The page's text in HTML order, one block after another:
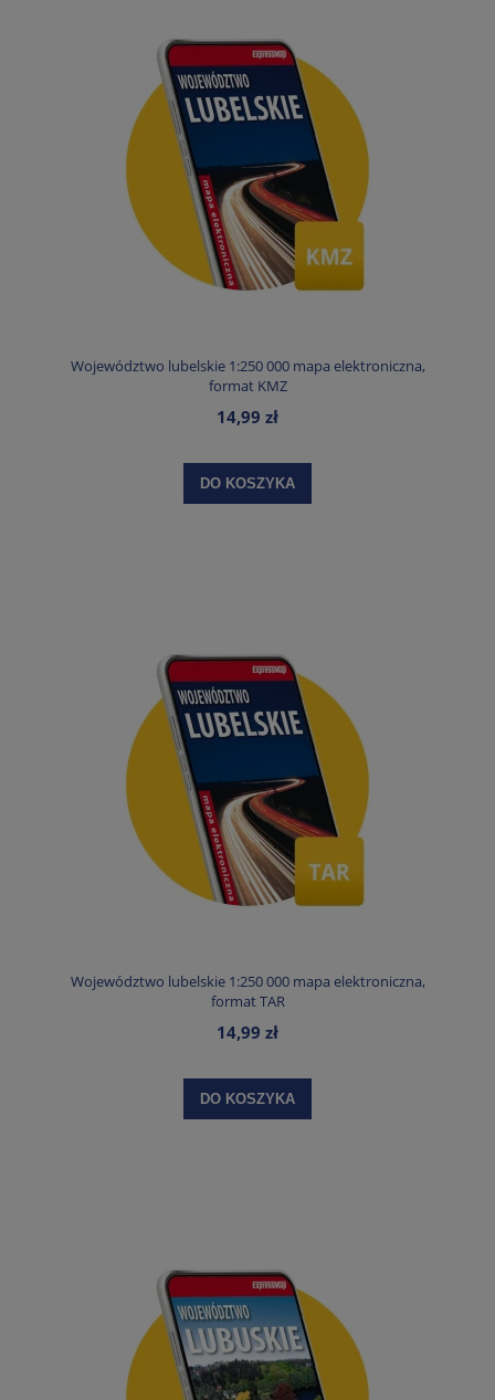
Województwo lubelskie 1:250 000 mapa elektroniczna,
format KMZ
14,99 zł
DO KOSZYKA
Województwo lubelskie 1:250 000 mapa elektroniczna,
format TAR
14,99 zł
DO KOSZYKA